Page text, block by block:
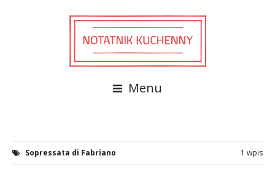
Menu
Sopressata di Fabriano 1 wpis